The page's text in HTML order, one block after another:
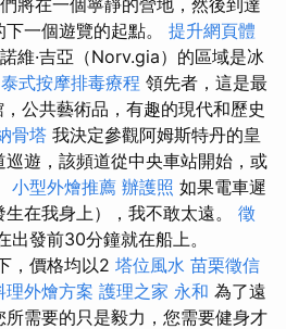
將在一個寧靜的營地，然後到達
一個遊覽的起點。 提升網頁體
諾維·吉亞（Norv.gia）的區域是冰
式按摩排毒療程 領先者，這是最
公共藝術品，有趣的現代和歷史
骨塔 我決定參觀阿姆斯特丹的皇
遊，該頻道從中央車站開始，或
小型外燴推薦 辦護照 如果電車遲
在我身上），我不敢太遠。 徵
出發前30分鐘就在船上。
，價格均以2 塔位風水 苗栗徵信
理外燴方案 護理之家 永和 為了遠
需要的只是毅力，您需要健身才